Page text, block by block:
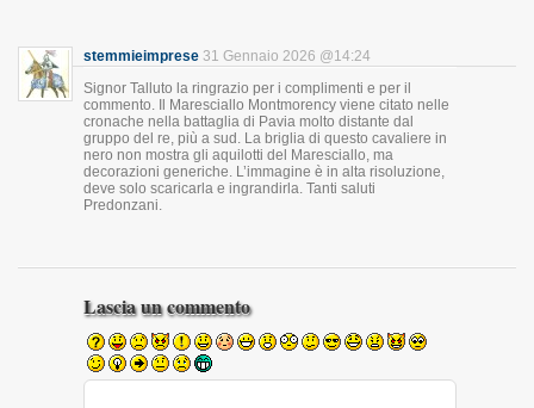
stemmieimprese 31 Gennaio 2026 @14:24
Signor Talluto la ringrazio per i complimenti e per il
commento. Il Maresciallo Montmorency viene citato nelle
cronache nella battaglia di Pavia molto distante dal
gruppo del re, più a sud. La briglia di questo cavaliere in
nero non mostra gli aquilotti del Maresciallo, ma
decorazioni generiche. L’immagine è in alta risoluzione,
deve solo scaricarla e ingrandirla. Tanti saluti
Predonzani.
Lascia un commento